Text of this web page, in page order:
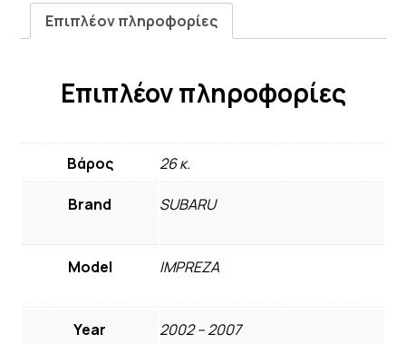
Επιπλέον πληροφορίες
Επιπλέον πληροφορίες
Βάρος 26 κ.
Brand SUBARU
Model IMPREZA
Year 2002 – 2007